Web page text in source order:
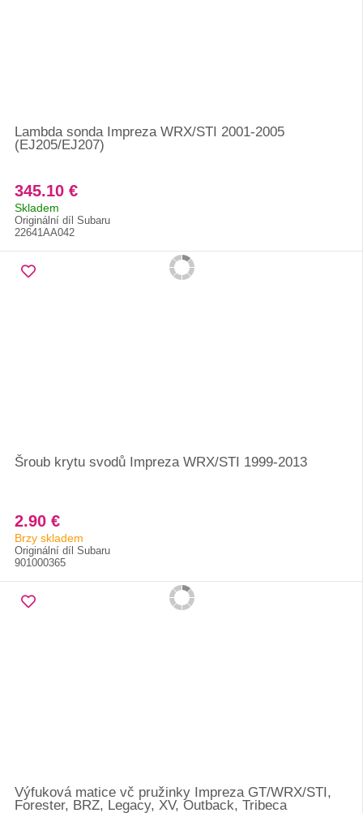
Lambda sonda Impreza WRX/STI 2001-2005
(EJ205/EJ207)
345.10 €
Skladem
Originální díl Subaru
22641AA042
Šroub krytu svodů Impreza WRX/STI 1999-2013
2.90 €
Brzy skladem
Originální díl Subaru
901000365
Výfuková matice vč pružinky Impreza GT/WRX/STI,
Forester, BRZ, Legacy, XV, Outback, Tribeca